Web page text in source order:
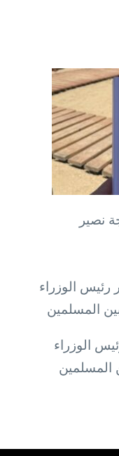
نصير
الوزراء
المسلمين